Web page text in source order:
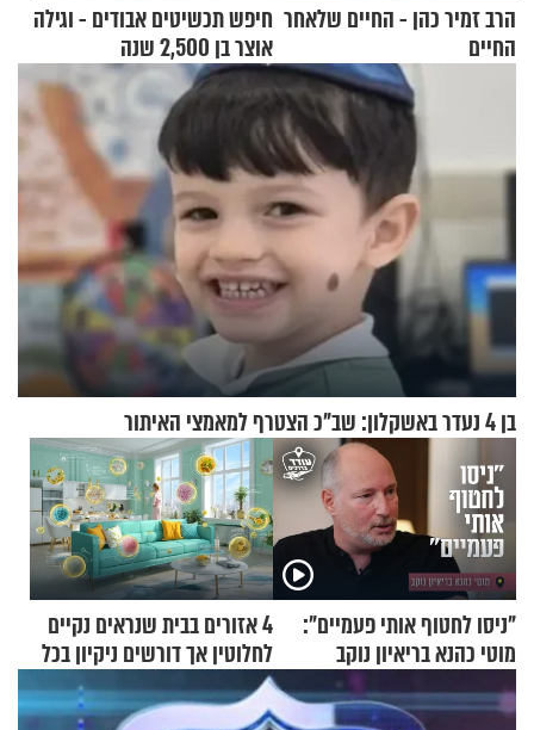
הרב זמיר כהן - החיים שלאחר
החיים
חיפש תכשיטים אבודים - וגילה
אוצר בן 2,500 שנה
בן 4 נעדר באשקלון: שב"כ הצטרף למאמצי האיתור
"ניסו לחטוף אותי פעמיים":
מוטי כהנא בריאיון נוקב
4 אזורים בבית שנראים נקיים
לחלוטין אך דורשים ניקיון בכל
סוף שבוע